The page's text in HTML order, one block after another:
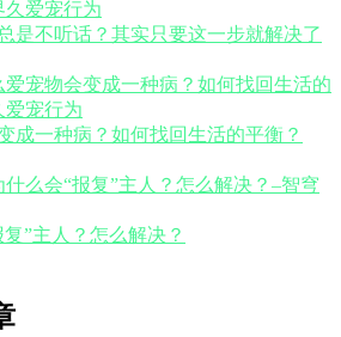
是不听话？其实只要这一步就解决了
成一种病？如何找回生活的平衡？
”主人？怎么解决？